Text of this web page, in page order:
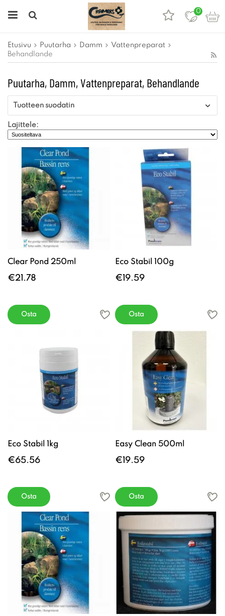
0
Etusivu Puutarha Damm
Vattenpreparat
Behandlande
Puutarha, Damm, Vattenpreparat, Behandlande
Tuotteen suodatin
Lajittele:
Clear Pond 250ml
€21.78
Osta
Eco Stabil 100g
€19.59
Osta
Eco Stabil 1kg
€65.56
Osta
Easy Clean 500ml
€19.59
Osta